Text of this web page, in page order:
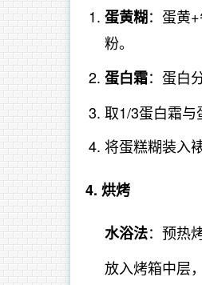
蛋黄糊：蛋黄
粉。
蛋白霜：蛋白
取1/3蛋白霜与
将蛋糕糊装入
4. 烘烤
水浴法：预热
放入烤箱中层